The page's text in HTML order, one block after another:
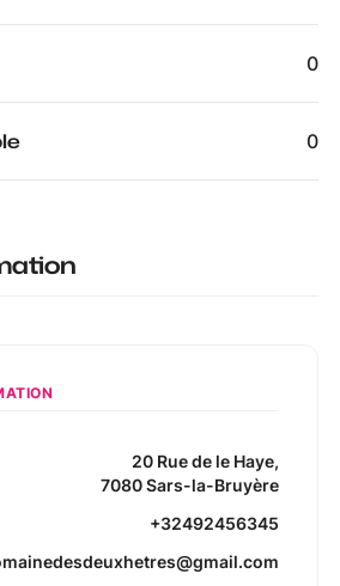
0
0
20 Rue de le Haye,
7080 Sars-la-Bruyère
+32492456345